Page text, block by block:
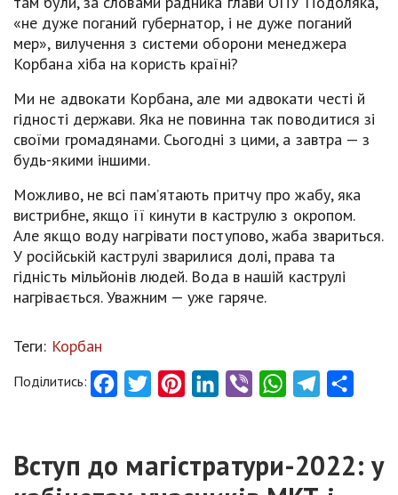
«не дуже поганий губернатор, і не дуже поганий
мер», вилучення з системи оборони менеджера
Корбана хіба на користь країні?
Ми не адвокати Корбана, але ми адвокати честі й
гідності держави. Яка не повинна так поводитися зі
своїми громадянами. Сьогодні з цими, а завтра — з
будь-якими іншими.
Можливо, не всі пам’ятають притчу про жабу, яка
вистрибне, якщо її кинути в каструлю з окропом.
Але якщо воду нагрівати поступово, жаба звариться.
У російській каструлі зварилися долі, права та
гідність мільйонів людей. Вода в нашій каструлі
нагрівається. Уважним — уже гаряче.
Теги: Корбан
Поділитись: FacebookTwitter PinterestLinkedInViber WhatsAppTelegram
Вступ до магістратури-2022: у